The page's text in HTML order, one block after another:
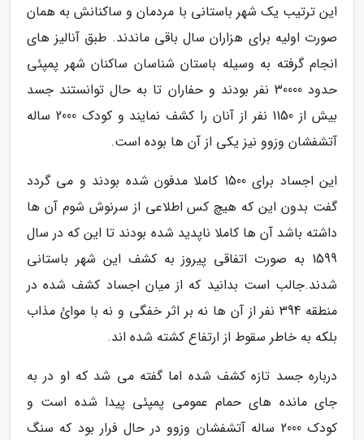
این ترتیب یک شهر باستانی با مردمان و ساکنانش به همان
صورت اولیه برای هزاران سال باقی ماندند. طبق آنالیز های
انجام گرفته به وسیله باستان شناسان ساکنان شهر پمپئی
حدود 30000 نفر بودند و حفاران تا به حال توانستند جسد
بیش از 1150 نفر از آنان را کشف نمایند و کودک 2000 ساله
آتشفشان وزوو نیز یکی از آن ها بوده است.
این اجساد برای 1500 کاملا مدفون شده بودند و می گردد
گفت بدون این که هیچ کس اطلاعی از سرنوش شوم آن ها
داشته باشد آن ها کاملا ناپدید شده بودند تا این که در سال
1599 به صورت اتفاقی پیروز به کشف این شهر باستانی
شدند.جالب است بدانید که از میان اجساد کشف شده در
منطقه 394 نفر از آن ها نه بر اثر خفگی و نه با موائ مذاب
بلکه به خاطر سقوط از ارتفاع کشته شده اند.
درباره جسد تازه کشف شده اما گفته می شد که او در به
جای مانده های حمام عمومی پمپئی پیدا شده است و
کودک 2000 ساله آتشفشان وزوو در حال فرار بود که سنگ